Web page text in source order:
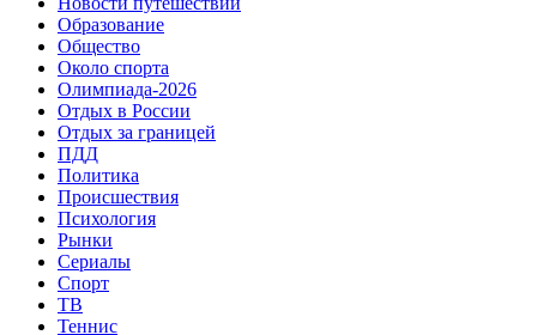
Образование
Общество
Около спорта
Олимпиада-2026
Отдых в России
Отдых за границей
ПДД
Политика
Происшествия
Психология
Рынки
Сериалы
Спорт
ТВ
Теннис